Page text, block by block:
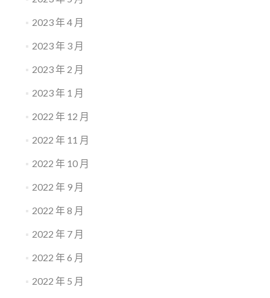
2023 年 4 月
2023 年 3 月
2023 年 2 月
2023 年 1 月
2022 年 12 月
2022 年 11 月
2022 年 10 月
2022 年 9 月
2022 年 8 月
2022 年 7 月
2022 年 6 月
2022 年 5 月